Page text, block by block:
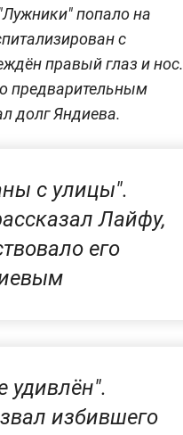
попало на
с
правый глаз и нос.
предварительным
долг Яндиева.
с улицы".
Лайфу,
его
удивлён".
избившего